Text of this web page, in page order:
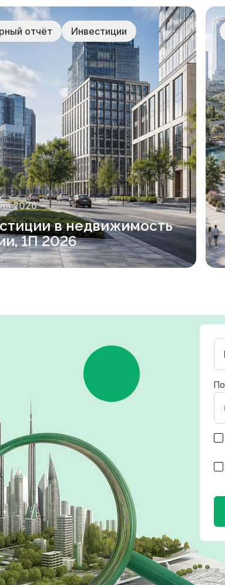
→
Строительный
отчёт Инвестиции
2026
в недвижимость
1П 2026